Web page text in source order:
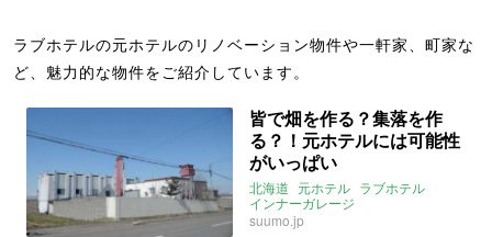
ラブホテルの元ホテルのリノベーション物件や一軒家、町家な
ど、魅力的な物件をご紹介しています。
皆で畑を作る？集落を作
る？！元ホテルには可能性
がいっぱい
北海道 元ホテル ラブホテル
インナーガレージ
suumo.jp